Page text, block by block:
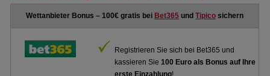
Wettanbieter Bonus – 100€ gratis bei Bet365 undTipico sichern
Registrieren Sie sich bei Bet365 und
kassieren Sie100 Euro als Bonus auf Ihre
erste Einzahlung!